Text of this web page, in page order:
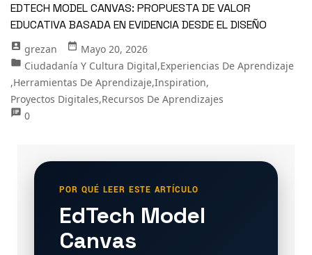
EDTECH MODEL CANVAS: PROPUESTA DE VALOR
EDUCATIVA BASADA EN EVIDENCIA DESDE EL DISEÑO
account_box Grezan date_range Mayo 20, 2026
folder Ciudadanía Y Cultura Digital,Experiencias De Aprendizaje
,Herramientas De Aprendizaje,Inspiration,
Proyectos Digitales,Recursos De Aprendizajes
speaker_notes 0
POR QUÉ LEER ESTE ARTÍCULO
EdTech Model
Canvas